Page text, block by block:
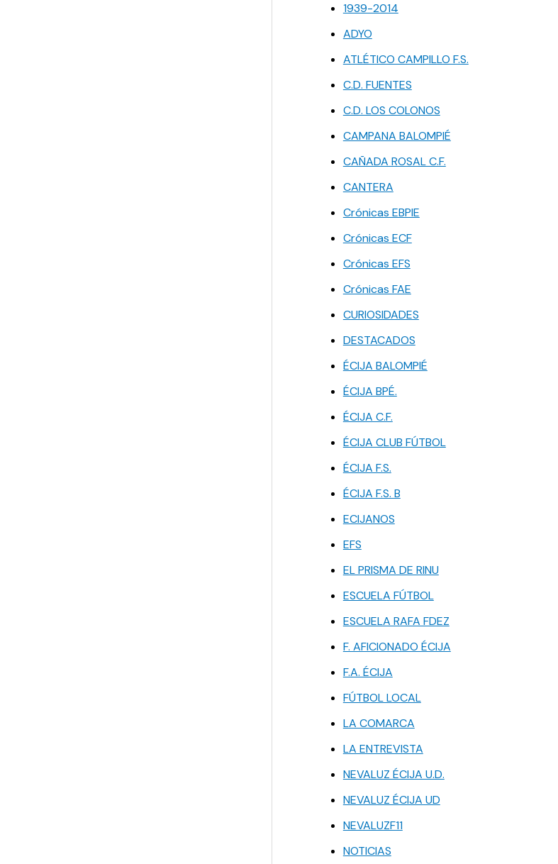
1939-2014
ADYO
ATLÉTICO CAMPILLO F.S.
C.D. FUENTES
C.D. LOS COLONOS
CAMPANA BALOMPIÉ
CAÑADA ROSAL C.F.
CANTERA
Crónicas EBPIE
Crónicas ECF
Crónicas EFS
Crónicas FAE
CURIOSIDADES
DESTACADOS
ÉCIJA BALOMPIÉ
ÉCIJA BPÉ.
ÉCIJA C.F.
ÉCIJA CLUB FÚTBOL
ÉCIJA F.S.
ÉCIJA F.S. B
ECIJANOS
EFS
EL PRISMA DE RINU
ESCUELA FÚTBOL
ESCUELA RAFA FDEZ
F. AFICIONADO ÉCIJA
F.A. ÉCIJA
FÚTBOL LOCAL
LA COMARCA
LA ENTREVISTA
NEVALUZ ÉCIJA U.D.
NEVALUZ ÉCIJA UD
NEVALUZF11
NOTICIAS